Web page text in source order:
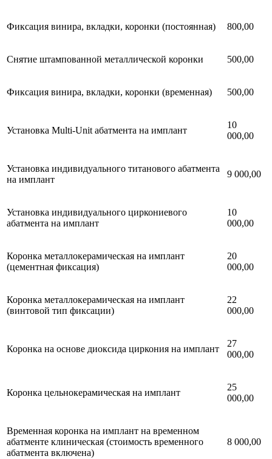
Фиксация винира, вкладки, коронки (постоянная) 800,00
Снятие штампованной металлической коронки 500,00
Фиксация винира, вкладки, коронки (временная) 500,00
Установка Multi-Unit абатмента на имплант
10
000,00
Установка индивидуального титанового абатмента
на имплант
9 000,00
Установка индивидуального циркониевого
абатмента на имплант
10
000,00
Коронка металлокерамическая на имплант
(цементная фиксация)
20
000,00
Коронка металлокерамическая на имплант
(винтовой тип фиксации)
22
000,00
Коронка на основе диоксида циркония на имплант
27
000,00
Коронка цельнокерамическая на имплант
25
000,00
Временная коронка на имплант на временном
абатменте клиническая (стоимость временного
абатмента включена)
8 000,00